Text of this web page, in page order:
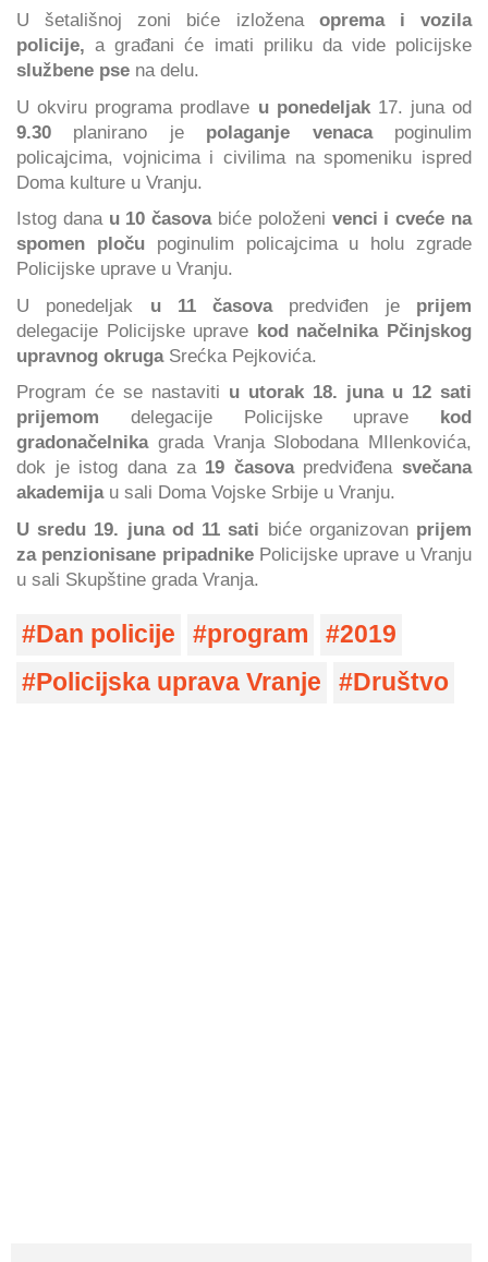
U šetališnoj zoni biće izloženaoprema i vozila
policije, a građani će imati priliku da vide policijske
službene pse na delu.
U okviru programa prodlave u ponedeljak17. juna od
9.30 planirano jepolaganje venacapoginulim
policajcima, vojnicima i civilima na spomeniku ispred
Doma kulture u Vranju.
Istog dana u 10 časovabiće položeni venci i cveće na
spomen pločupoginulim policajcima u holu zgrade
Policijske uprave u Vranju.
U ponedeljak u 11 časovapredviđen je prijem
delegacije Policijske uprave kod načelnika Pčinjskog
upravnog okrugaSrećka Pejkovića.
Program će se nastaviti u utorak 18. juna u 12 sati
prijemom delegacije Policijske uprave
kod
gradonačelnikagrada Vranja Slobodana MIlenkovića,
dok je istog dana za19 časovapredviđena svečana
akademijau sali Doma Vojske Srbije u Vranju.
U sredu 19. juna od 11 sati biće organizovan prijem
za penzionisane pripadnikePolicijske uprave u Vranju
u sali Skupštine grada Vranja.
Dan policije program
2019
Policijska uprava Vranje
Društvo